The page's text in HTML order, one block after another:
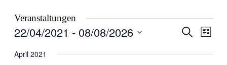
Veranstaltungen
und
Suche
Liste
22/04/2021 - 08/08/2026
wählen.
April 2021